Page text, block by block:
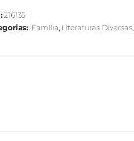
216135
Família,Literaturas Diversas,